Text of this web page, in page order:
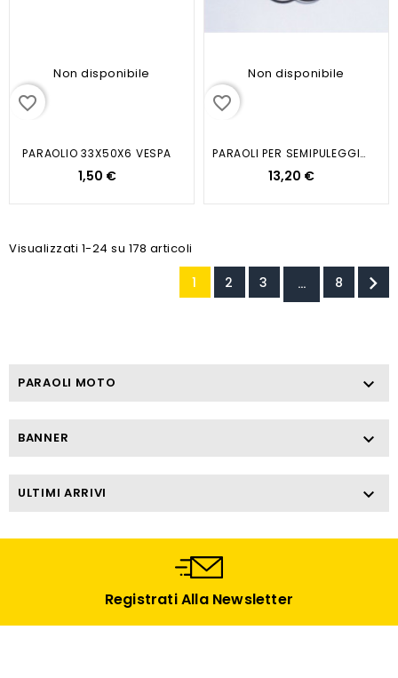
Non disponibile
favorite_border
PARAOLIO 33X50X6 VESPA
1,50 €
Non disponibile
favorite_border
PARAOLI PER SEMIPULEGGIA MOBILE...
13,20 €
Visualizzati 1-24 su 178 articoli
1 2 3 … 8 
PARAOLI MOTO 
BANNER 
ULTIMI ARRIVI 
Registrati Alla Newsletter
Rimani aggiornato sulle offerte e le novità